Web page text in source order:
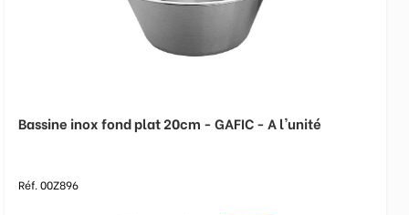
Bassine inox fond plat 20cm - GAFIC - A l'unité
Réf. 00Z896